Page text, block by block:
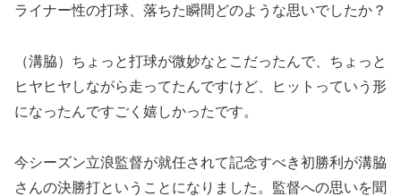
ライナー性の打球、落ちた瞬間どのような思いでしたか？
（溝脇）ちょっと打球が微妙なとこだったんで、ちょっと
ヒヤヒヤしながら走ってたんですけど、ヒットっていう形
になったんですごく嬉しかったです。
今シーズン立浪監督が就任されて記念すべき初勝利が溝脇
さんの決勝打ということになりました。監督への思いを聞